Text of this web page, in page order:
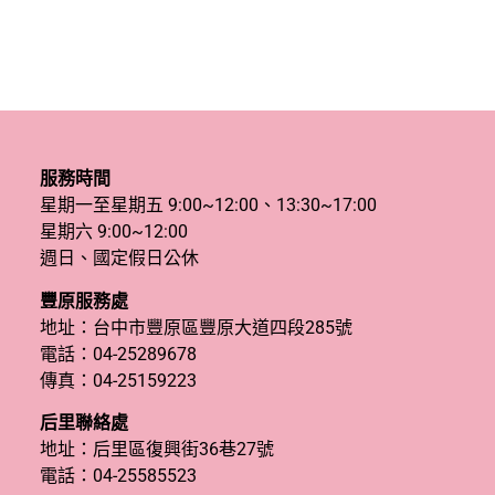
服務時間
星期一至星期五 9:00~12:00、13:30~17:00
星期六 9:00~12:00
週日、國定假日公休
豐原服務處
地址：台中市豐原區豐原大道四段285號
電話： 04-25289678
傳真：04-25159223
后里聯絡處
地址：后里區復興街36巷27號
電話： 04-25585523